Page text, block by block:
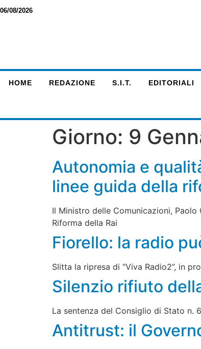
06/08/2026
HOME REDAZIONE S.I.T. EDITORIALI
Giorno: 9
Autonomia e
linee guida della
Il Ministro delle Comunicazioni,
Riforma della Rai
Fiorello: la radio
Slitta la ripresa di “Viva Radio2”, in
Silenzio rifiuto
La sentenza del Consiglio di Stato n.
Antitrust: il